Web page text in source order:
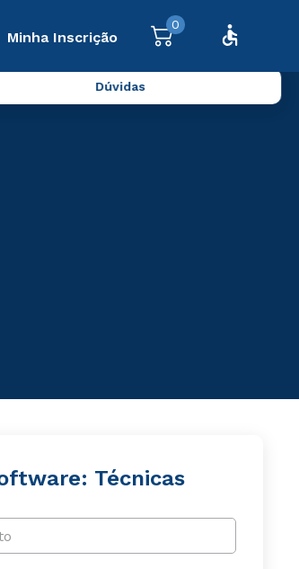
Minha Inscrição
0
Dúvidas
Técnicas